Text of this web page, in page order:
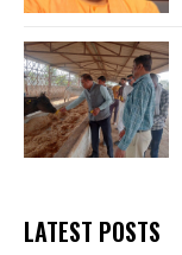
LATEST POSTS